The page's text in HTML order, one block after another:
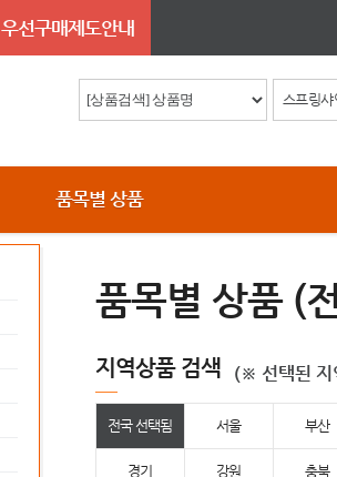
우선구매제도안내
품목별 상품
품목별 상품 (
지역상품 검색 (※ 선택된 지
전국 선택됨 서울 부산
경기 강원 충북